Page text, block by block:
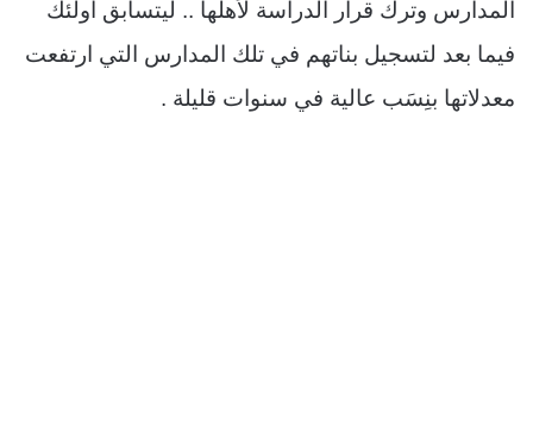
المدارس وترك قرار الدراسة لأهلها .. ليتسابق أولئك
فيما بعد لتسجيل بناتهم في تلك المدارس التي ارتفعت
معدلاتها بنِسَب عالية في سنوات قليلة .